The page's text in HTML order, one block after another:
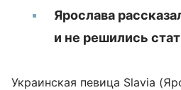
Ярослава
и не решились
Украинская певица Slavia